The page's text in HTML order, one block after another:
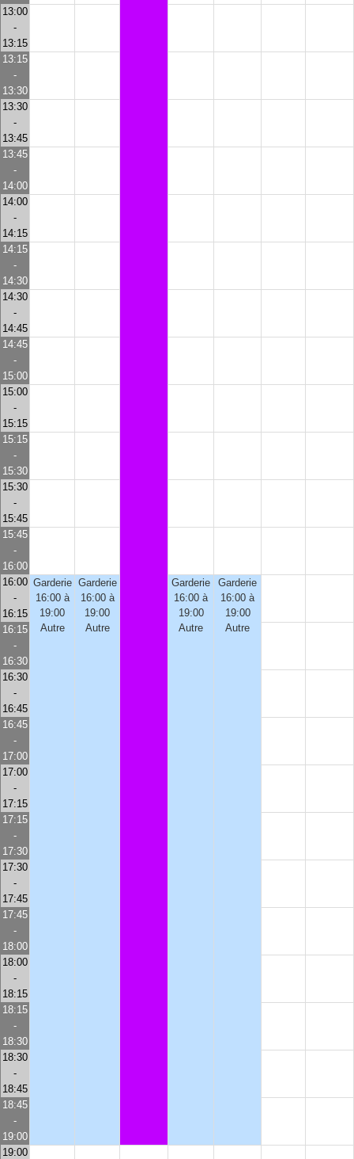
13:00
-
13:15
13:15
-
13:30
13:30
-
13:45
13:45
-
14:00
14:00
-
14:15
14:15
-
14:30
14:30
-
14:45
14:45
-
15:00
15:00
-
15:15
15:15
-
15:30
15:30
-
15:45
15:45
-
16:00
16:00
-
16:15
Garderie
16:00 à
19:00
Autre
Garderie
16:00 à
19:00
Autre
Garderie
16:00 à
19:00
Autre
Garderie
16:00 à
19:00
Autre
16:15
-
16:30
16:30
-
16:45
16:45
-
17:00
17:00
-
17:15
17:15
-
17:30
17:30
-
17:45
17:45
-
18:00
18:00
-
18:15
18:15
-
18:30
18:30
-
18:45
18:45
-
19:00
19:00